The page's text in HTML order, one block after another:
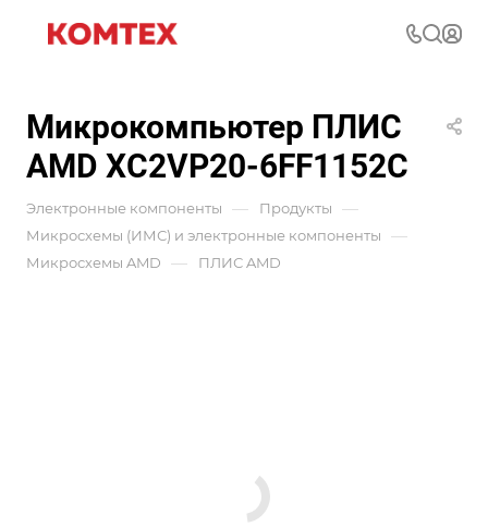
Микрокомпьютер ПЛИС
AMD XC2VP20-6FF1152C
Электронные компоненты — Продукты —
Микросхемы (ИМС) и электронные компоненты —
Микросхемы AMD — ПЛИС AMD